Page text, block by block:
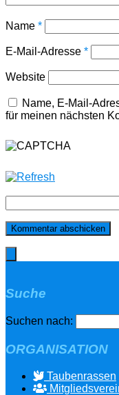
Name *
E-Mail-Adresse *
Website
Name, E-Mail-
für meinen nächsten
Suche
Suchen nach:
ORGANISATION
Taubenrassen